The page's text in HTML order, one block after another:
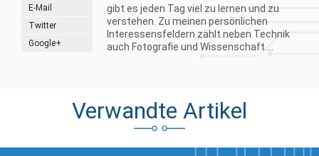
E-Mail
Twitter
Google+
gibt es jeden Tag viel zu lernen und zu
verstehen. Zu meinen persönlichen
Interessensfeldern zählt neben Technik
auch Fotografie und Wissenschaft....
Verwandte Artikel